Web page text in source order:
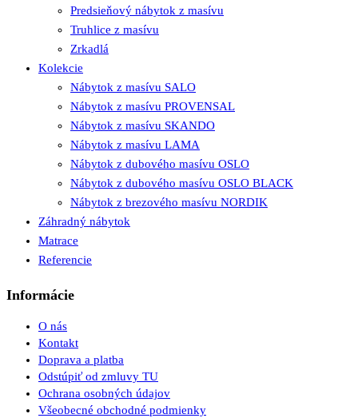
Predsieňový nábytok z masívu
Truhlice z masívu
Zrkadlá
Kolekcie
Nábytok z masívu SALO
Nábytok z masívu PROVENSAL
Nábytok z masívu SKANDO
Nábytok z masívu LAMA
Nábytok z dubového masívu OSLO
Nábytok z dubového masívu OSLO BLACK
Nábytok z brezového masívu NORDIK
Záhradný nábytok
Matrace
Referencie
Informácie
O nás
Kontakt
Doprava a platba
Odstúpiť od zmluvy TU
Ochrana osobných údajov
Všeobecné obchodné podmienky